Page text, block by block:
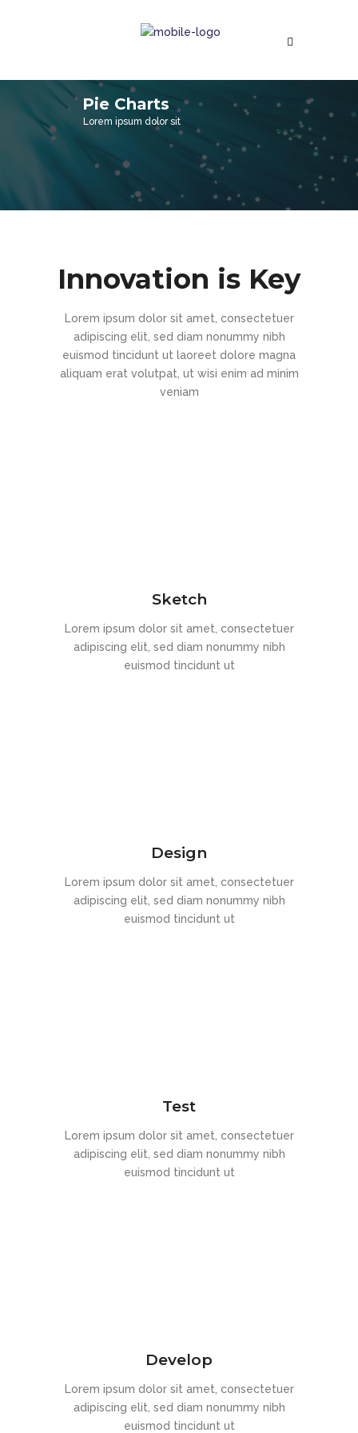
Pie Charts
Lorem ipsum dolor sit
Innovation is Key
Lorem ipsum dolor sit amet, consectetuer
adipiscing elit, sed diam nonummy nibh
euismod tincidunt ut laoreet dolore magna
aliquam erat volutpat, ut wisi enim ad minim
veniam
Sketch
Lorem ipsum dolor sit amet, consectetuer
adipiscing elit, sed diam nonummy nibh
euismod tincidunt ut
Design
Lorem ipsum dolor sit amet, consectetuer
adipiscing elit, sed diam nonummy nibh
euismod tincidunt ut
Test
Lorem ipsum dolor sit amet, consectetuer
adipiscing elit, sed diam nonummy nibh
euismod tincidunt ut
Develop
Lorem ipsum dolor sit amet, consectetuer
adipiscing elit, sed diam nonummy nibh
euismod tincidunt ut